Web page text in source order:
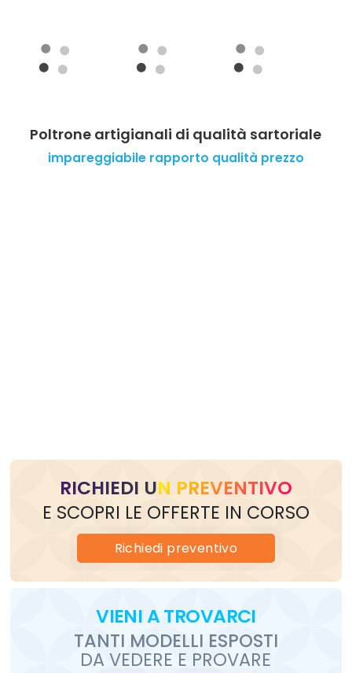
Poltrone artigianali di qualità sartoriale
impareggiabile rapporto qualità prezzo
RICHIEDI UN PREVENTIVO
E SCOPRI LE OFFERTE IN CORSO
Richiedi preventivo
VIENIA TROVARCI
TANTI MODELLI ESPOSTI
DA VEDERE E PROVARE